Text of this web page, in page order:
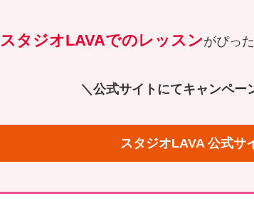
スタジオLAVAでのレッスンがぴっ
＼公式サイトにてキャンペー
スタジオLAVA 公式サ